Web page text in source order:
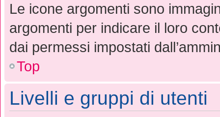
Le icone argomenti sono
argomenti per indicare il loro
dai permessi impostati
Top
Livelli e gruppi di utenti